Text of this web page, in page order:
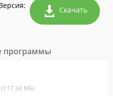
Скачать
программы
МБ)